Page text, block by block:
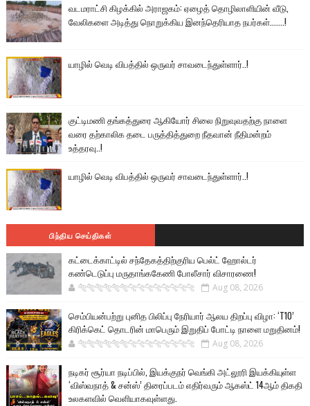
வடமராட்சி கிழக்கில் அராஜகம்: ஏழைத் தொழிலாளியின் வீடு,
வேலிகளை அடித்து நொறுக்கிய இனந்தெரியாத நபர்கள்.......!
யாழில் வெடி விபத்தில் ஒருவர் சாவடைந்துள்ளார்..!
குட்டிமணி தங்கத்துரை ஆகியோர் சிலை நிறுவுவதற்கு நாளை
வரை தற்காலிக தடை பருத்தித்துறை நீதவான் நீதிமன்றம்
உத்தரவு..!
யாழில் வெடி விபத்தில் ஒருவர் சாவடைந்துள்ளார்..!
பிந்திய செய்திகள்
கட்டைக்காட்டில் சந்தேகத்திற்குரிய பெல்ட் ஹோல்டர்
கண்டெடுப்பு மருதாங்ககேணி போலீசார் விசாரணை!
🐅🐅🐅🐅🐅🐅🐆🐆🐆🐆🐆🐆🐆🐆 Aug 08, 2026
செம்பியன்பற்று புனித பிலிப்பு நேரியார் ஆலய திறப்பு விழா: ‘T10’
கிரிக்கெட் தொடரின் மாபெரும் இறுதிப் போட்டி நாளை மறுதினம்!
🐅🐅🐅🐅🐅🐅🐆🐆🐆🐆🐆🐆🐆🐆 Aug 08, 2026
நடிகர் சூர்யா நடிப்பில், இயக்குநர் வெங்கி அட்லூரி இயக்கியுள்ள
‘விஸ்வநாத் & சன்ஸ்’ திரைப்படம் எதிர்வரும் ஆகஸ்ட் 14ஆம் திகதி
உலகளவில் வெளியாகவுள்ளது.